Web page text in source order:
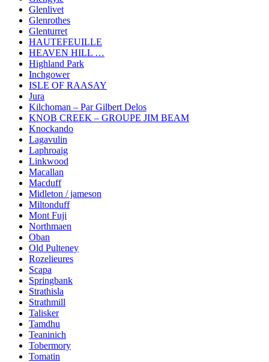
Glenlivet
Glenrothes
Glenturret
HAUTEFEUILLE
HEAVEN HILL …
Highland Park
Inchgower
ISLE OF RAASAY
Jura
Kilchoman – Par Gilbert Delos
KNOB CREEK – GROUPE JIM BEAM
Knockando
Lagavulin
Laphroaig
Linkwood
Macallan
Macduff
Midleton / jameson
Miltonduff
Mont Fuji
Northmaen
Oban
Old Pulteney
Rozelieures
Scapa
Springbank
Strathisla
Strathmill
Talisker
Tamdhu
Teaninich
Tobermory
Tomatin